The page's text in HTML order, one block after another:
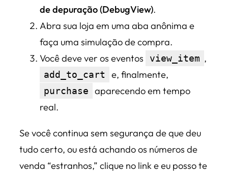
de depuração (DebugView).
Abra sua loja em uma aba anônima e
faça uma simulação de compra.
Você deve ver os eventos
view_item ,
add_to_cart e, finalmente,
purchase
aparecendo em tempo
real.
Se você continua sem segurança de que deu
tudo certo, ou está achando os números de
venda “estranhos,” clique no link e eu posso te